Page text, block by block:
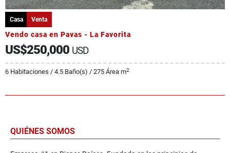
Casa Venta
Vendo casa en Pavas - La Favorita
US$250,000 USD
6 Habitaciones / 4.5 Baño(s) / 275 Área m2
QUIÉNES SOMOS